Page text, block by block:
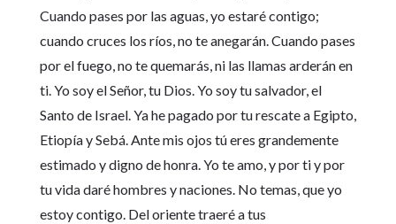
Cuando pases por las aguas, yo estaré contigo;
cuando cruces los ríos, no te anegarán. Cuando pases
por el fuego, no te quemarás, ni las llamas arderán en
ti. Yo soy el Señor, tu Dios. Yo soy tu salvador, el
Santo de Israel. Ya he pagado por tu rescate a Egipto,
Etiopía y Sebá. Ante mis ojos tú eres grandemente
estimado y digno de honra. Yo te amo, y por ti y por
tu vida daré hombres y naciones. No temas, que yo
estoy contigo. Del oriente traeré a tus